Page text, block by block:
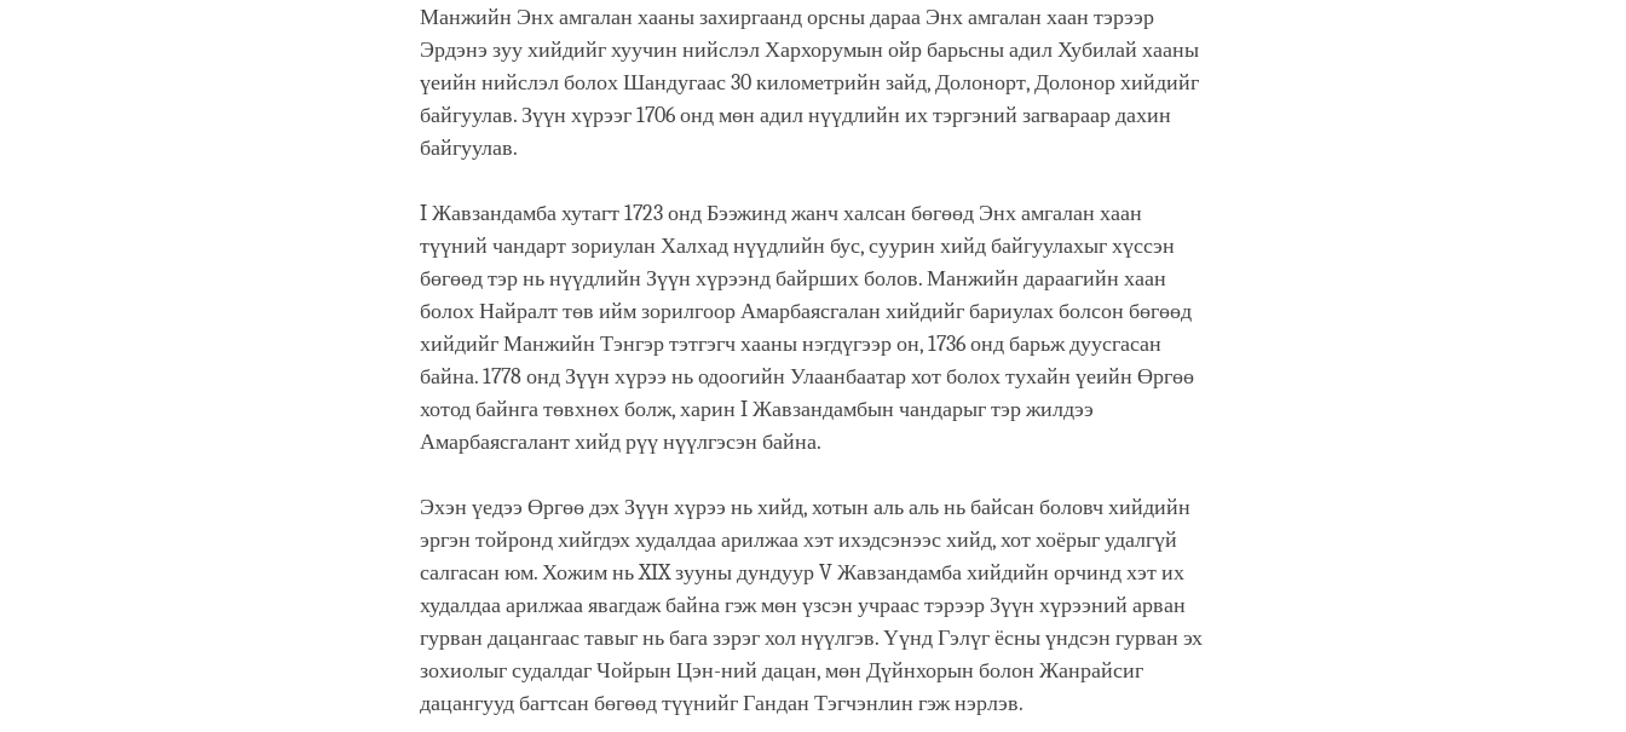
Манжийн Энх амгалан хааны захиргаанд орсны дараа Энх амгалан хаан тэрээр
Эрдэнэ зуу хийдийг хуучин нийслэл Хархорумын ойр барьсны адил Хубилай хааны
үеийн нийслэл болох Шандугаас 30 километрийн зайд, Долонорт, Долонор хийдийг
байгуулав. Зүүн хүрээг 1706 онд мөн адил нүүдлийн их тэргэний загвараар дахин
байгуулав.
I Жавзандамба хутагт 1723 онд Бээжинд жанч халсан бөгөөд Энх амгалан хаан
түүний чандарт зориулан Халхад нүүдлийн бус, суурин хийд байгуулахыг хүссэн
бөгөөд тэр нь нүүдлийн Зүүн хүрээнд байрших болов. Манжийн дараагийн хаан
болох Найралт төв ийм зорилгоор Амарбаясгалан хийдийг бариулах болсон бөгөөд
хийдийг Манжийн Тэнгэр тэтгэгч хааны нэгдүгээр он, 1736 онд барьж дуусгасан
байна. 1778 онд Зүүн хүрээ нь одоогийн Улаанбаатар хот болох тухайн үеийн Өргөө
хотод байнга төвхнөх болж, харин I Жавзандамбын чандарыг тэр жилдээ
Амарбаясгалант хийд рүү нүүлгэсэн байна.
Эхэн үедээ Өргөө дэх Зүүн хүрээ нь хийд, хотын аль аль нь байсан боловч хийдийн
эргэн тойронд хийгдэх худалдаа арилжаа хэт ихэдсэнээс хийд, хот хоёрыг удалгүй
салгасан юм. Хожим нь XIX зууны дундуур V Жавзандамба хийдийн орчинд хэт их
худалдаа арилжаа явагдаж байна гэж мөн үзсэн учраас тэрээр Зүүн хүрээний арван
гурван дацангаас тавыг нь бага зэрэг хол нүүлгэв. Үүнд Гэлүг ёсны үндсэн гурван эх
зохиолыг судалдаг Чойрын Цэн-ний дацан, мөн Дүйнхорын болон Жанрайсиг
дацангууд багтсан бөгөөд түүнийг Гандан Тэгчэнлин гэж нэрлэв.